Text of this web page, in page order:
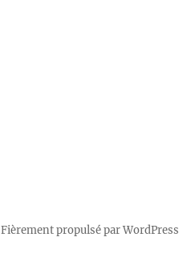
Fièrement propulsé par WordPress